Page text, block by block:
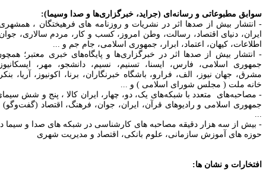
مطبوعاتی و رسانه‌ای (جراید، خبرگزاری‌ها و صدا وسیما):
انتشار بیش از صدها اثر در نشریات و روزنامه های فرهیختگان ، همشهری،
دنیای اقتصاد، رسالت، وطن امروز، کسب و کار، مردم سالاری، جوان،
کیهان، اعتماد، ابرار، جمهوری اسلامی، جام جم و ...
انتشار بیش از صدها اثر در خبرگزار ی‌ها و پایگاه‌های خبری معتبر؛ همچون
اسلامی، فارس، ایسنا، تسنیم، نسیم، دانشجو، مهر، ایسکانیوز،
جهان نیوز، الف، فرارو، باشگاه خبرنگاران، برنا، اکونیوز، آریا، بنکر،
ملت ( مجلس شورای اسلامی ) و ...
مصاحبه‌های متعدد با شبکه‌های یک، دو، چهار، ایران کالا ، پنج و شش سیمای
اسلامی و رادیوهای قرآن، ایران، جوان، فرهنگ، اقتصاد (گفت‌وگو) و
بیش از سه هزار دقیقه مصاحبه های کارشناسی در شبکه های صدا و سیما در
های آموزش سازمانی، علوم بانکی، اقتصاد و مدیریت شهری
و نشان ها: